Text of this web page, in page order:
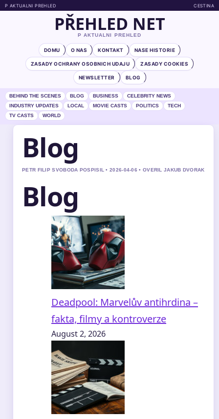
P AKTUALNI PREHLED CESTINA
PŘEHLED NET
P AKTUALNI PREHLED
DOMU O NAS KONTAKT NASE HISTORIE
ZASADY OCHRANY OSOBNICH UDAJU ZASADY COOKIES
NEWSLETTER BLOG
BEHIND THE SCENES BLOG BUSINESS
CELEBRITY NEWS
INDUSTRY UPDATES
LOCAL MOVIE CASTS POLITICS
TECH
TV CASTS
WORLD
Blog
PETR FILIP SVOBODA POSPISIL • 2026-04-06 • OVERIL JAKUB DVORAK
Blog
Deadpool: Marvelův antihrdina –
fakta, filmy a kontroverze
August 2, 2026